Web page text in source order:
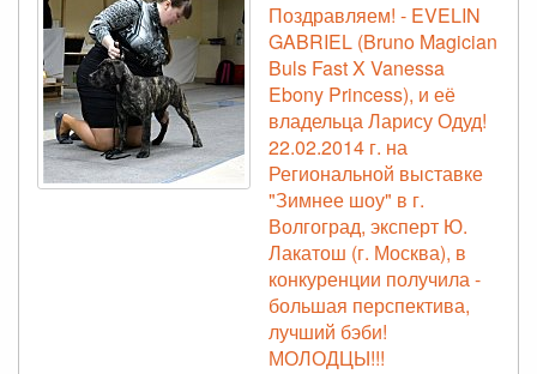
Поздравляем! - EVELIN
GABRIEL (Bruno Magician
Buls Fast X Vanessa
Ebony Princess), и её
владельца Ларису Одуд!
22.02.2014 г. на
Региональной выставке
"Зимнее шоу" в г.
Волгоград, эксперт Ю.
Лакатош (г. Москва), в
конкуренции получила -
большая перспектива,
лучший бэби!
МОЛОДЦЫ!!!